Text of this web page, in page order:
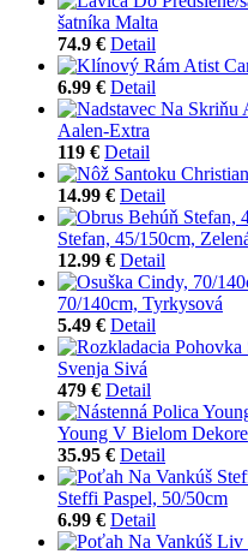
šatníka Malta
74.9 € Detail
6.99 € Detail
Aalen-Extra
119 € Detail
14.99 € Detail
Stefan, 45/150cm,
12.99 € Detail
70/140cm, Tyrkysová
5.49 € Detail
Svenja Sivá
479 € Detail
Young V Bielom Dekore
35.95 € Detail
Steffi Paspel, 50/50cm
6.99 € Detail